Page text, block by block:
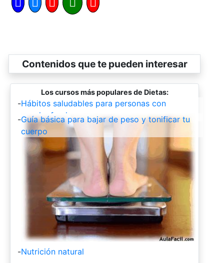
Contenidos que te pueden interesar
Los cursos más populares de Dietas:
-Hábitos saludables para personas con
esquizofrenia.
-Guía básica para bajar de peso y tonificar tu
cuerpo
-Nutrición natural